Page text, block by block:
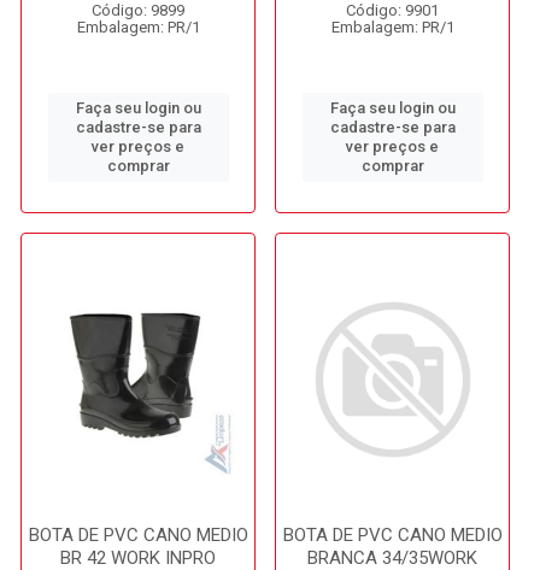
Código: 9899
Embalagem: PR/1
Faça seu login ou
cadastre-se para
ver preços e
comprar
Código: 9901
Embalagem: PR/1
Faça seu login ou
cadastre-se para
ver preços e
comprar
BOTA DE PVC CANO MEDIO
BR 42 WORK INPRO
BOTA DE PVC CANO MEDIO
BRANCA 34/35WORK